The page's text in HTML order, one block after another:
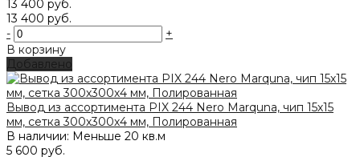
13 400 руб.
13 400 руб.
-
+
В корзину
Добавлено
Вывод из ассортимента PIX 244 Nero Marquna, чип 15х15
мм, сетка 300х300х4 мм, Полированная
В наличии: Меньше 20 кв.м
5 600 руб.